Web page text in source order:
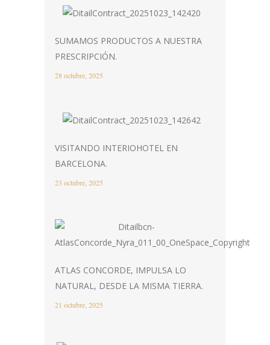
SUMAMOS PRODUCTOS A NUESTRA
PRESCRIPCIÓN.
28 octubre, 2025
VISITANDO INTERIOHOTEL EN
BARCELONA.
23 octubre, 2025
ATLAS CONCORDE, IMPULSA LO
NATURAL, DESDE LA MISMA TIERRA.
21 octubre, 2025